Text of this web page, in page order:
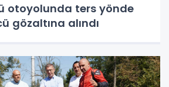
otoyolunda ters yönde
gözaltına alındı